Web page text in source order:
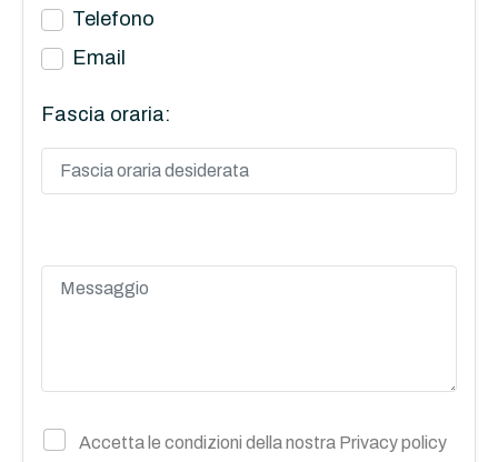
Telefono
Email
Fascia oraria:
Accetta le condizioni della nostra Privacy policy